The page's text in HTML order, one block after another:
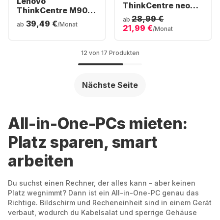
ThinkCentre M90a
Gen3 Al All-in-One -
Intel® Core™ i5-
ab 39,49 €/Monat
ThinkCentre neo
30a All-in-One -
Intel® Core™ i5-
1235U - 8GB -
Iris® Xe Graphics
ab 28,99 €
21,99 €/Monat
12 von 17 Produkten
Nächste Seite
All-in-One-PCs mieten:
Platz sparen, smart
arbeiten
Du suchst einen Rechner, der alles kann – aber keinen
Platz wegnimmt? Dann ist ein All-in-One-PC genau das
Richtige. Bildschirm und Recheneinheit sind in einem Gerät
verbaut, wodurch du Kabelsalat und sperrige Gehäuse